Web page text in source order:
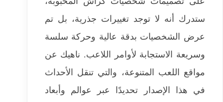
ستدرك أنه لا توجد تغييرات جذرية، بل تم
عرض الشخصيات بدقة عالية وحركة سلسة
وسريعة الاستجابة لأوامر اللاعب. ناهيك عن
مواقع اللعب المتنوعة، والتي تنقل الأحداث
في هذا الإصدار تحديدًا عبر عوالم وأبعاد